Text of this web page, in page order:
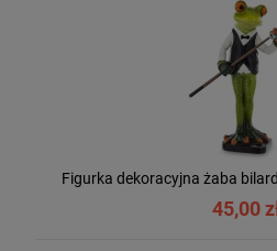
Figurka dekoracyjna żaba
45,00